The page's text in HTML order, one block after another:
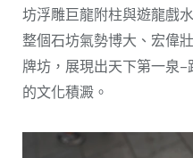
坊浮雕巨龍附柱與遊龍戲
整個石坊氣勢博大、宏偉
牌坊，展現出天下第一泉
的文化積澱。